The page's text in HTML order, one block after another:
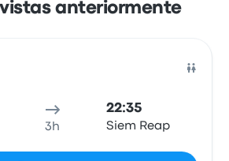
anteriormente
3h
22:35
Siem Reap